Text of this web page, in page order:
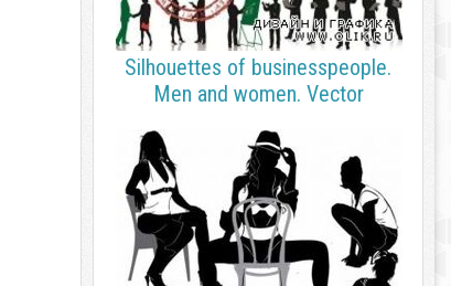
Silhouettes of businesspeople.
Men and women. Vector